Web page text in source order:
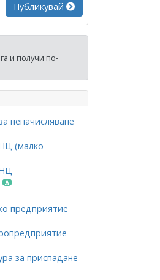
Публикувай
и получи по-
неначисляване
(малко
предприятие
за приспадане